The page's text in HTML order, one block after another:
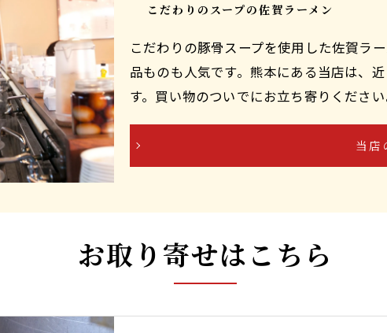
こだわりのスープの佐賀ラーメン
こだわりの豚骨スープを使用した佐賀ラ
品ものも人気です。熊本にある当店は、
す。買い物のついでにお立ち寄りください
当店
お取り寄せはこちら